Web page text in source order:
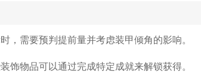
，需要预判提前量并考虑装甲倾角的影响。
饰物品可以通过完成特定成就来解锁获得。